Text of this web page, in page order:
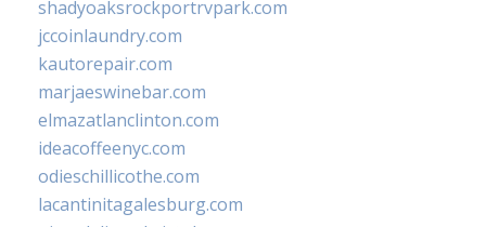
shadyoaksrockportrvpark.com
jccoinlaundry.com
kautorepair.com
marjaeswinebar.com
elmazatlanclinton.com
ideacoffeenyc.com
odieschillicothe.com
lacantinitagalesburg.com